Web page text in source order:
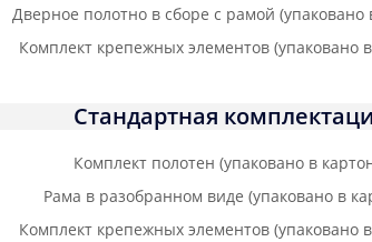
Дверное полотно в сборе с рамой (упаковано
Комплект крепежных элементов (упаковано
Стандартная
Комплект полотен (упаковано в
Рама в разобранном виде (упаковано в
Комплект крепежных элементов (упаковано